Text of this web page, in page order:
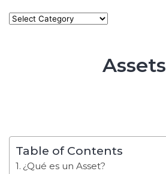
Categories
Assets
Table of Contents
¿Qué es un Asset?